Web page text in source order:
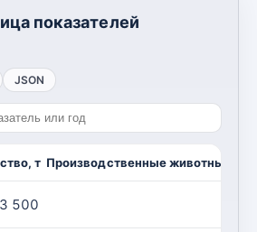
показателей
JSON
т Производственные животные/
500